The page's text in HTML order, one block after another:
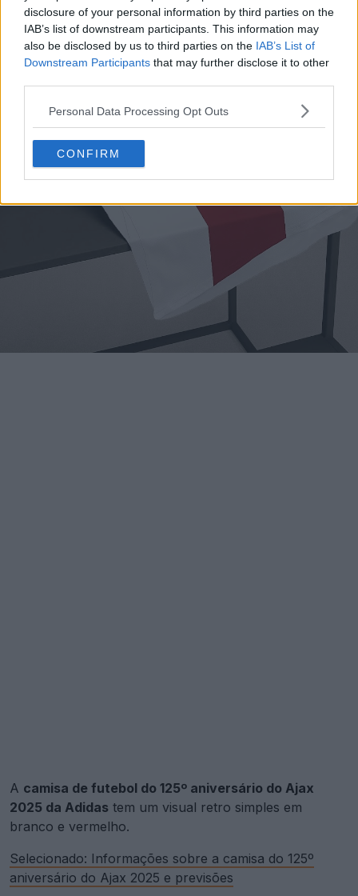
disclosure of your personal information by third parties on the
IAB’s list of downstream participants. This information may
also be disclosed by us to third parties on the IAB’s List of
Downstream Participants that may further disclose it to other
Personal Data Processing Opt Outs
CONFIRM
A camisa de futebol do 125º aniversário do Ajax
2025 da Adidas tem um visual retro simples em
branco e vermelho.
Selecionado: Informações sobre a camisa do 125º
aniversário do Ajax 2025 e previsões